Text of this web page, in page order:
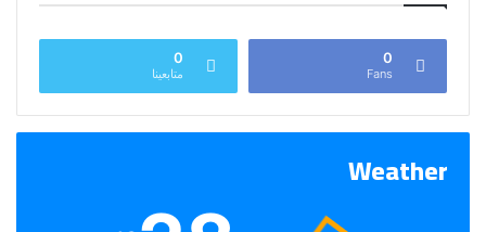
0
Fans
0
متابعينا
Weather